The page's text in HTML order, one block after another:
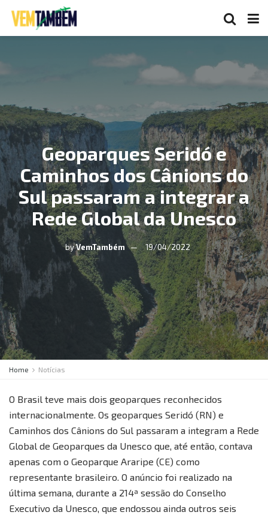
Geoparques Seridó e
Caminhos dos Cânions do
Sul passaram a integrar a
Rede Global da Unesco
byVemTambém 19/04/2022
Home Notícias
O Brasil teve mais dois geoparques reconhecidos
internacionalmente. Os geoparques Seridó (RN) e
Caminhos dos Cânions do Sul passaram a integram a Rede
Global de Geoparques da Unesco que, até então, contava
apenas com o Geoparque Araripe (CE) como
representante brasileiro. O anúncio foi realizado na
última semana, durante a 214ª sessão do Conselho
Executivo da Unesco, que endossou ainda outros seis